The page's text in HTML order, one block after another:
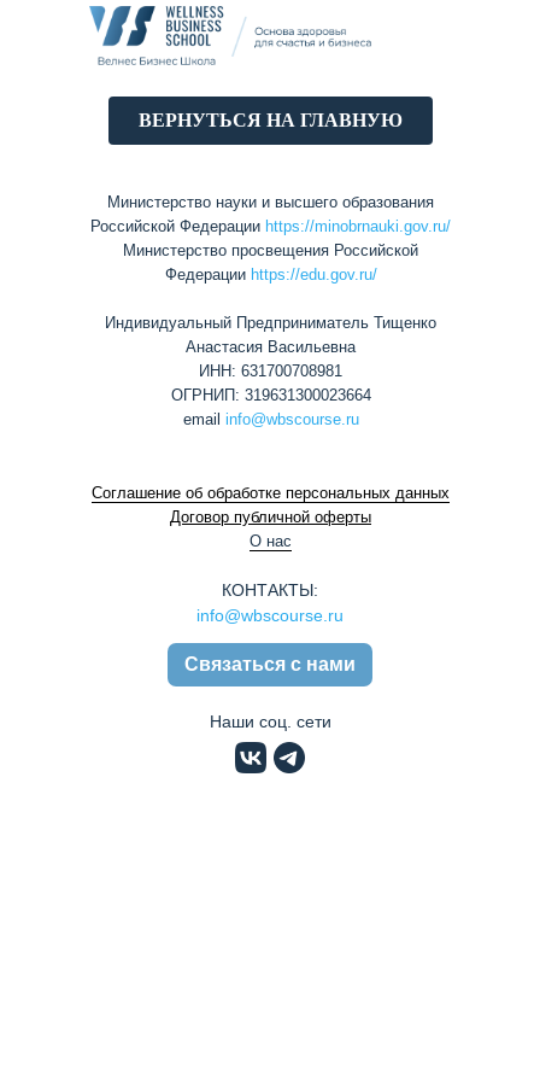
ВЕРНУТЬСЯ НА ГЛАВНУЮ
КОНТАКТЫ:
info@wbscourse.ru
Министерство науки и высшего образования
Российской Федерации https://minobrnauki.gov.ru/
Министерство просвещения Российской
Федерации https://edu.gov.ru/
Индивидуальный Предприниматель Тищенко
Анастасия Васильевна
ИНН: 631700708981
ОГРНИП: 319631300023664
email info@wbscourse.ru
Соглашение об обработке персональных данных
Договор публичной оферты
О нас
Связаться с нами
Наши соц. сети